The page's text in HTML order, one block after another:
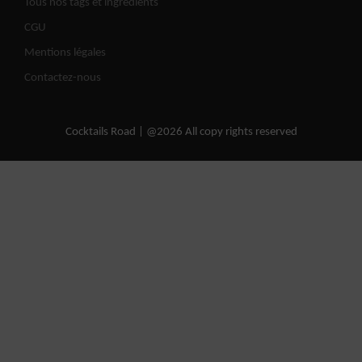
Tous nos tags et ingrédients
CGU
Mentions légales
Contactez-nous
Cocktails Road | @2026 All copy rights reserved